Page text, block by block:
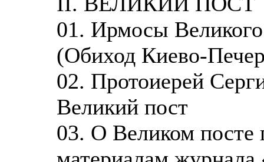
01. Ирмосы
(Обиход Киево-
02. Протоиерей
Великий пост
03. О Великом посте